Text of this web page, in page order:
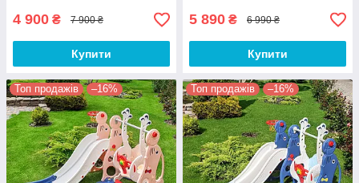
4 900 ₴ 7 900 ₴
Купити
5 890 ₴ 6 990 ₴
Купити
Топ продажів –16% Топ продажів –16%